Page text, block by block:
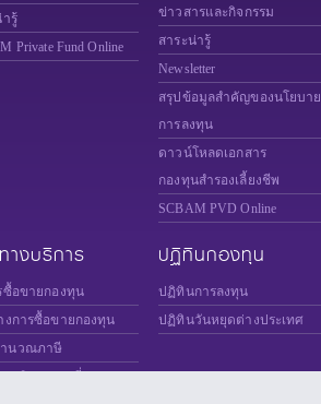
ารู้
Private Fund Online
ข่าวสารและกิจกรรม
สาระน่ารู้
Newsletter
สรุปข้อมูลสำคัญของนโยบาย
การลงทุน
ดาวน์โหลดเอกสาร
กองทุนสำรองเลี้ยงชีพ
SCBAM PVD Online
างบริการ
ซื้อขายกองทุน
งการซื้อขายกองทุน
นวณภาษี
ะเมินความเสี่ยง
ปฏิทินกองทุน
ปฏิทินการลงทุน
ปฏิทินวันหยุดต่างประเทศ